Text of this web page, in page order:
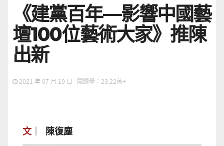
《建黨百年—影響中國藝
壇100位藝術大家》推陳
出新
2021 年 07 月 19 日 閱讀量：23.22萬+
文｜ 陳復塵